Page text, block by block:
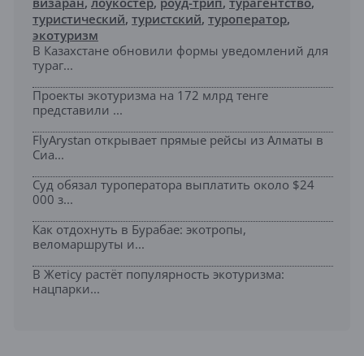
туристический, туристский, туроператор,
экотуризм
В Казахстане обновили формы уведомлений для
тураг...
Проекты экотуризма на 172 млрд тенге
представили ...
FlyArystan открывает прямые рейсы из Алматы в
Сиа...
Суд обязал туроператора выплатить около $24
000 з...
Как отдохнуть в Бурабае: экотропы,
веломаршруты и...
В Жетісу растёт популярность экотуризма:
нацпарки...